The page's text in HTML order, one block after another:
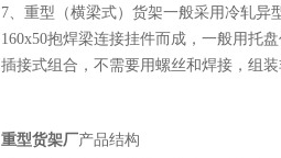
7、重型（横梁式）货架一般采用冷轧异
160x50抱焊梁连接挂件而成，一般用托
插接式组合，不需要用螺丝和焊接，组
重型货架厂产品结构